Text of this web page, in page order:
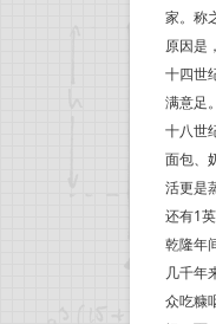
家。称
原因是
十四世
满意足
十八世
面包、
活更是
还有1英
乾隆年
几千年
众吃糠